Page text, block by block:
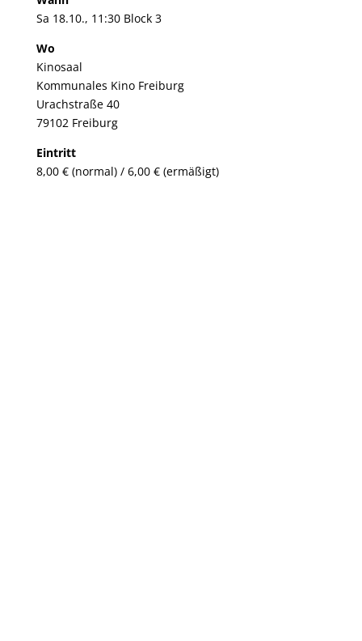
Sa 18.10., 11:30 Block 3
Wo
Kinosaal
Kommunales Kino Freiburg
Urachstraße 40
79102 Freiburg
Eintritt
8,00 € (normal) / 6,00 € (ermäßigt)